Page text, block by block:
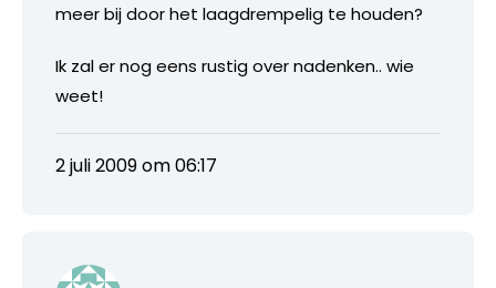
meer bij door het laagdrempelig te houden?
Ik zal er nog eens rustig over nadenken.. wie
weet!
2 juli 2009 om 06:17